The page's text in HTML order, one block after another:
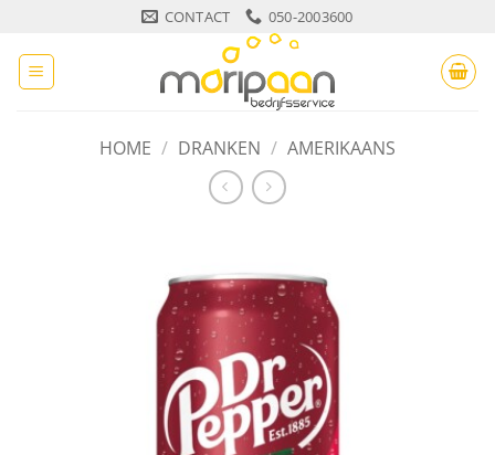
inhoud
CONTACT 050-2003600
HOME / DRANKEN / AMERIKAANS